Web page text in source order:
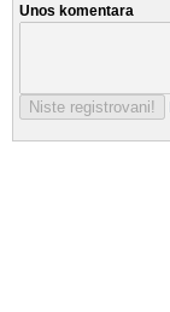
Unos komentara